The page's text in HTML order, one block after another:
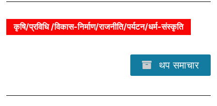
कृषि/प्रविधि /विकास-निर्माण/राजनीति/पर्यटन/धर्म-संस्कृति
थप समाचार